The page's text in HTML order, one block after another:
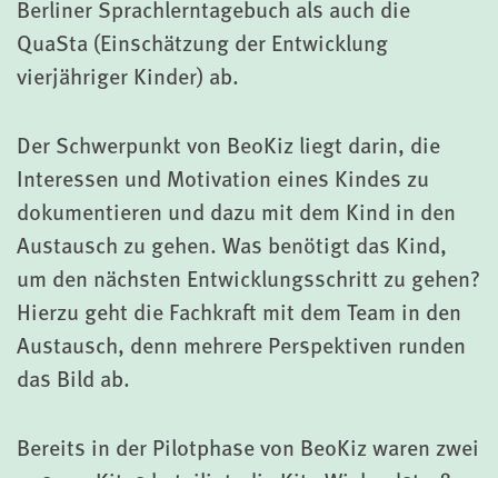
Berliner Sprachlerntagebuch als auch die
QuaSta (Einschätzung der Entwicklung
vierjähriger Kinder) ab.
Der Schwerpunkt von BeoKiz liegt darin, die
Interessen und Motivation eines Kindes zu
dokumentieren und dazu mit dem Kind in den
Austausch zu gehen. Was benötigt das Kind,
um den nächsten Entwicklungsschritt zu gehen?
Hierzu geht die Fachkraft mit dem Team in den
Austausch, denn mehrere Perspektiven runden
das Bild ab.
Bereits in der Pilotphase von BeoKiz waren zwei